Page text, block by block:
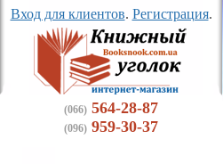
Вход для клиентов. Регистрация.
(066) 564-28-87
(096) 959-30-37